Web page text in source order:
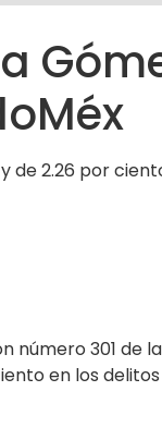
2.26 por
número 301
en los